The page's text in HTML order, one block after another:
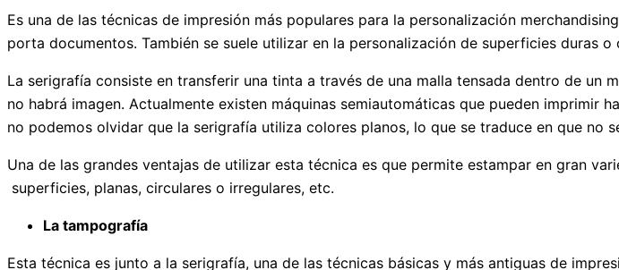
Es una de las técnicas de impresión más populares para la personalización
porta documentos. También se suele utilizar en la personalización de superficies duras
La serigrafía consiste en transferir una tinta a través de una malla tensada dentro de un
no habrá imagen. Actualmente existen máquinas semiautomáticas que pueden imprimir
no podemos olvidar que la serigrafía utiliza colores planos, lo que se traduce en que no
Una de las grandes ventajas de utilizar esta técnica es que permite estampar en gran
superficies, planas, circulares o irregulares, etc.
La tampografía
Esta técnica es junto a la serigrafía, una de las técnicas básicas y más antiguas de